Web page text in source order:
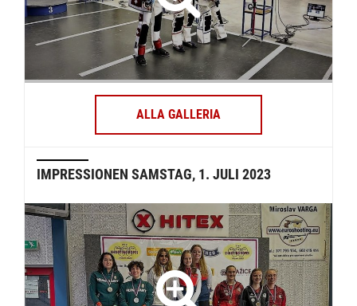
ALLA GALLERIA
IMPRESSIONEN SAMSTAG, 1. JULI 2023